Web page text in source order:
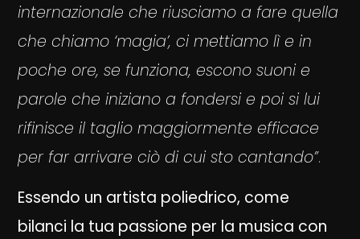
internazionale che riusciamo a fare quella
che chiamo ‘magia’, ci mettiamo lì e in
poche ore, se funziona, escono suoni e
parole che iniziano a fondersi e poi si lui
rifinisce il taglio maggiormente efficace
per far arrivare ciò di cui sto cantando”.
Essendo un artista poliedrico, come
bilanci la tua passione per la musica con